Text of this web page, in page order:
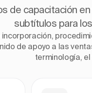
de capacitación
subtítulos para
de apoyo a las
terminología,